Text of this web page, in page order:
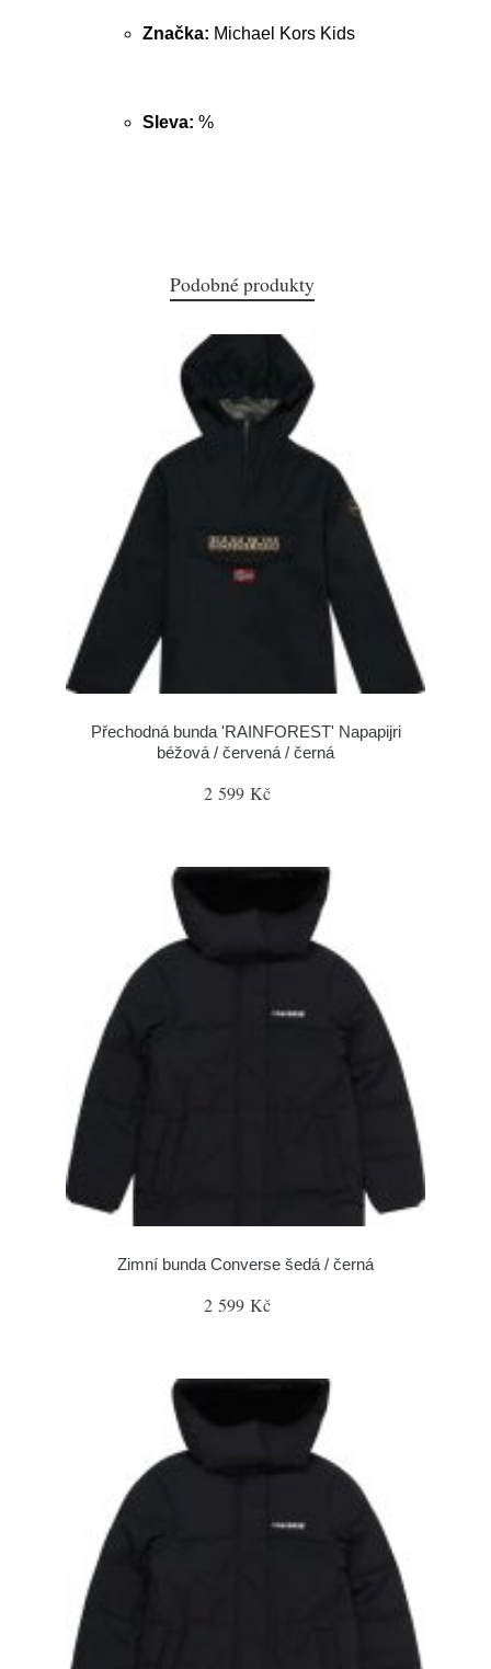
Značka: Michael Kors Kids
Sleva: %
Podobné produkty
Přechodná bunda 'RAINFOREST' Napapijri
béžová / červená / černá
2 599 Kč
Zimní bunda Converse šedá / černá
2 599 Kč